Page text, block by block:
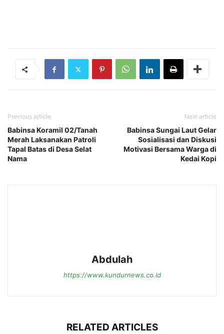
Previous article
Babinsa Koramil 02/Tanah
Merah Laksanakan Patroli
Tapal Batas di Desa Selat
Nama
Next article
Babinsa Sungai Laut Gelar
Sosialisasi dan Diskusi
Motivasi Bersama Warga di
Kedai Kopi
Abdulah
https://www.kundurnews.co.id
RELATED ARTICLES